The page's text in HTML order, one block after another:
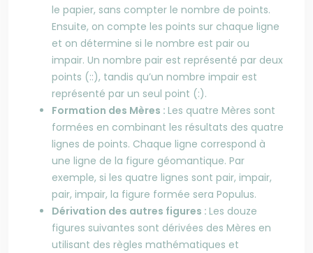
le papier, sans compter le nombre de points.
Ensuite, on compte les points sur chaque ligne
et on détermine si le nombre est pair ou
impair. Un nombre pair est représenté par deux
points (::), tandis qu’un nombre impair est
représenté par un seul point (:).
Formation des Mères : Les quatre Mères sont
formées en combinant les résultats des quatre
lignes de points. Chaque ligne correspond à
une ligne de la figure géomantique. Par
exemple, si les quatre lignes sont pair, impair,
pair, impair, la figure formée sera Populus.
Dérivation des autres figures : Les douze
figures suivantes sont dérivées des Mères en
utilisant des règles mathématiques et